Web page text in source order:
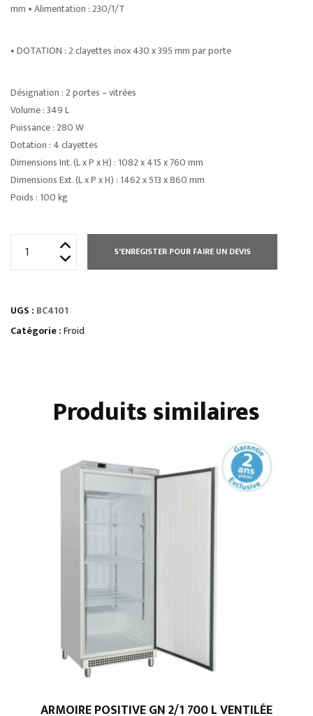
mm • Alimentation : 230/1/T
• DOTATION : 2 clayettes inox 430 x 395 mm par porte
Désignation : 2 portes – vitrées
Volume : 349 L
Puissance : 280 W
Dotation : 4 clayettes
Dimensions Int. (L x P x H) : 1082 x 415 x 760 mm
Dimensions Ext. (L x P x H) : 1462 x 513 x 860 mm
Poids : 100 kg
SKINPLATE
4
S'ENREGISTER POUR FAIRE UN DEVIS
UGS : BC4101
Catégorie :Froid
Produits similaires
ARMOIRE POSITIVE GN 2/1 700 L VENTILÉE